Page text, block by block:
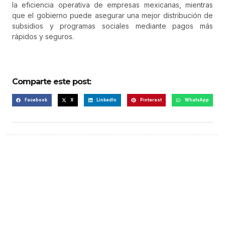
la eficiencia operativa de empresas mexicanas, mientras
que el gobierno puede asegurar una mejor distribución de
subsidios y programas sociales mediante pagos más
rápidos y seguros.
Comparte este post:
Facebook X LinkedIn Pinterest WhatsApp